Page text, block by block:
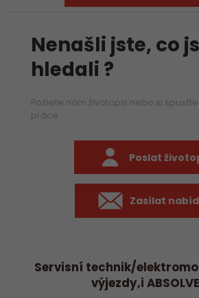
Nenašli jste, co
hledali ?
Pošlete nám životopis nebo si
práce
Poslat
Zasílat
Servisní technik/
výjezdy,i